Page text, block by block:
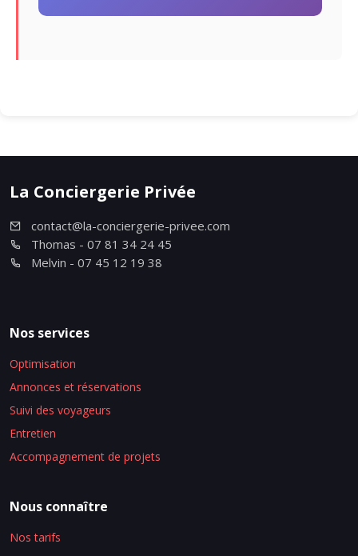
La Conciergerie Privée
contact@la-conciergerie-privee.com
Thomas - 07 81 34 24 45
Melvin - 07 45 12 19 38
Nos services
Optimisation
Annonces et réservations
Suivi des voyageurs
Entretien
Accompagnement de projets
Nous connaître
Nos tarifs